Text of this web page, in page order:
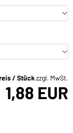
/ Stückzzgl. MwSt.
1,88 EUR